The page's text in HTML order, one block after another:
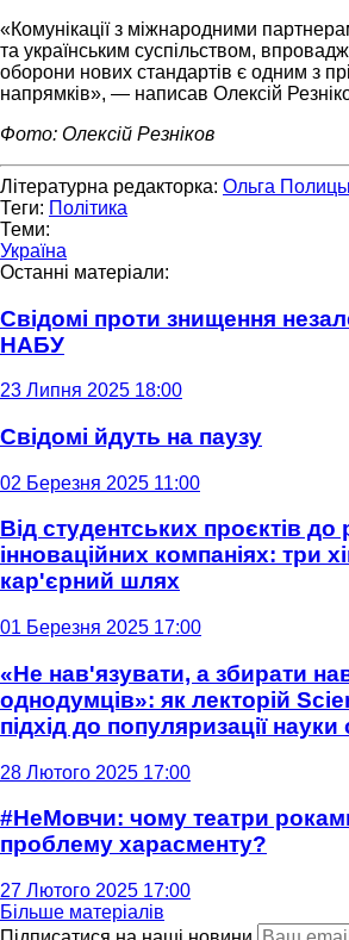
«Комунікації з міжнародними
та українським суспільством,
оборони нових стандартів є одним з
напрямків», — написав Олексій
Фото: Олексій Резніков
Літературна редакторка: Ольга
Теги: Політика
Теми:
Україна
Останні матеріали:
Свідомі проти знищення
НАБУ
23 Липня 2025 18:00
Свідомі йдуть на паузу
02 Березня 2025 11:00
Від студентських проєктів до
інноваційних компаніях: три
кар'єрний шлях
01 Березня 2025 17:00
«Не нав'язувати, а збирати
однодумців»: як лекторій
підхід до популяризації науки
28 Лютого 2025 17:00
#НеМовчи: чому театри
проблему харасменту?
27 Лютого 2025 17:00
Більше матеріалів